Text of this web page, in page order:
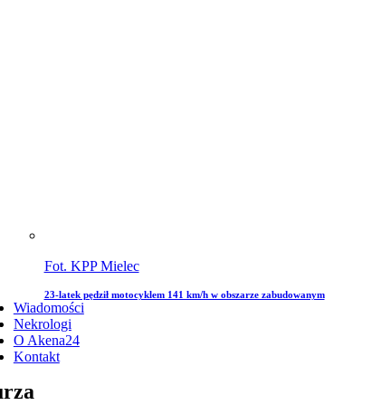
Fot. KPP Mielec
23-latek pędził motocyklem 141 km/h w obszarze zabudowanym
Wiadomości
Nekrologi
O Akena24
Kontakt